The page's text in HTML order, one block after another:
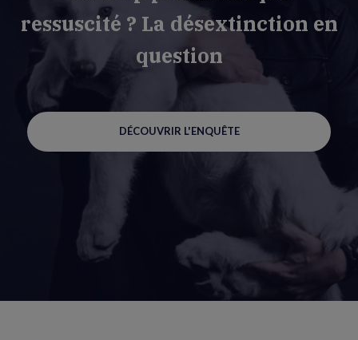
ressuscité ? La désextinction en
question
DÉCOUVRIR L'ENQUÊTE